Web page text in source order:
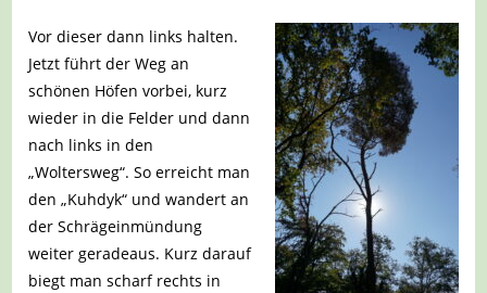
Vor dieser dann links halten.
Jetzt führt der Weg an
schönen Höfen vorbei, kurz
wieder in die Felder und dann
nach links in den
„Woltersweg“. So erreicht man
den „Kuhdyk“ und wandert an
der Schrägeinmündung
weiter geradeaus. Kurz darauf
biegt man scharf rechts in